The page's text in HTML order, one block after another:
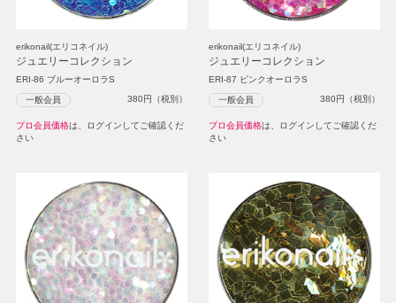
erikonail(エリコネイル)
ジュエリーコレクション
ERI-86 ブルーオーロラS
一般会員 380円（税別）
プロ会員価格は、ログインしてご確認くだ
さい
erikonail(エリコネイル)
ジュエリーコレクション
ERI-87 ピンクオーロラS
一般会員 380円（税別）
プロ会員価格は、ログインしてご確認くだ
さい